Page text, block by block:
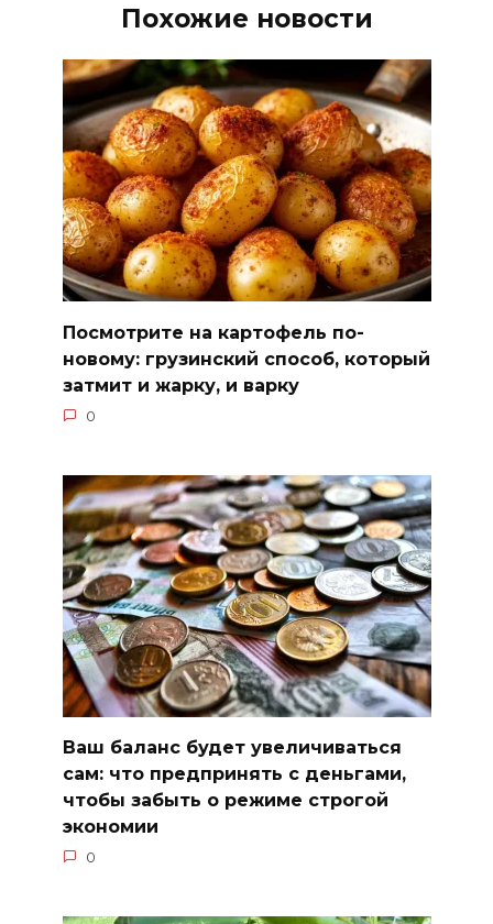
Похожие новости
Посмотрите на картофель по-
новому: грузинский способ, который
затмит и жарку, и варку
0
Ваш баланс будет увеличиваться
сам: что предпринять с деньгами,
чтобы забыть о режиме строгой
экономии
0